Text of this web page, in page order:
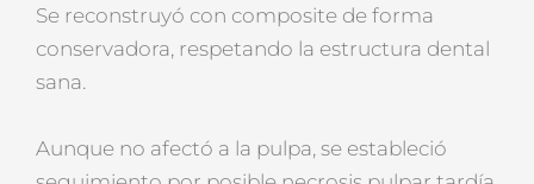
Se reconstruyó con composite de forma
conservadora, respetando la estructura dental
sana.
Aunque no afectó a la pulpa, se estableció